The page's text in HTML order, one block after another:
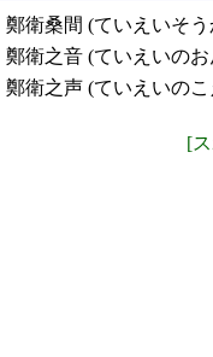
鄭衛桑間 (ていえいそ
鄭衛之音 (ていえいのお
鄭衛之声 (ていえいのこ
[